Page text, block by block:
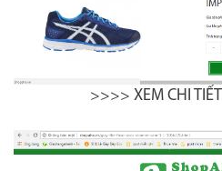
>>>> XEM CHI